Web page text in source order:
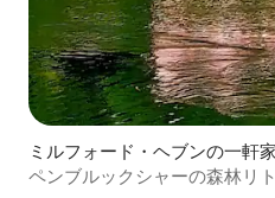
ミルフォード・ヘブンの一軒家
ペンブルックシャーの森林リ